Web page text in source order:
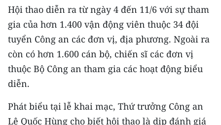
KIỂM CHỨNG THÔNG TIN
TRI THỨC CHUYÊN SÂU
54 DÂN TỘC VIỆT NAM
MỘT SẢN PHẨM
Hội thao diễn ra từ ngày 4 đến 11/6 với sự tham
gia của hơn 1.400 vận động viên thuộc 34 đội
tuyển Công an các đơn vị, địa phương. Ngoài ra
còn có hơn 1.600 cán bộ, chiến sĩ các đơn vị
thuộc Bộ Công an tham gia các hoạt động biểu
diễn.
Phát biểu tại lễ khai mạc, Thứ trưởng Công an
Lê Quốc Hùng cho biết hội thao là dịp đánh giá